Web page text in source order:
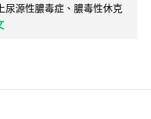
尿源性膿毒症、膿毒性休克